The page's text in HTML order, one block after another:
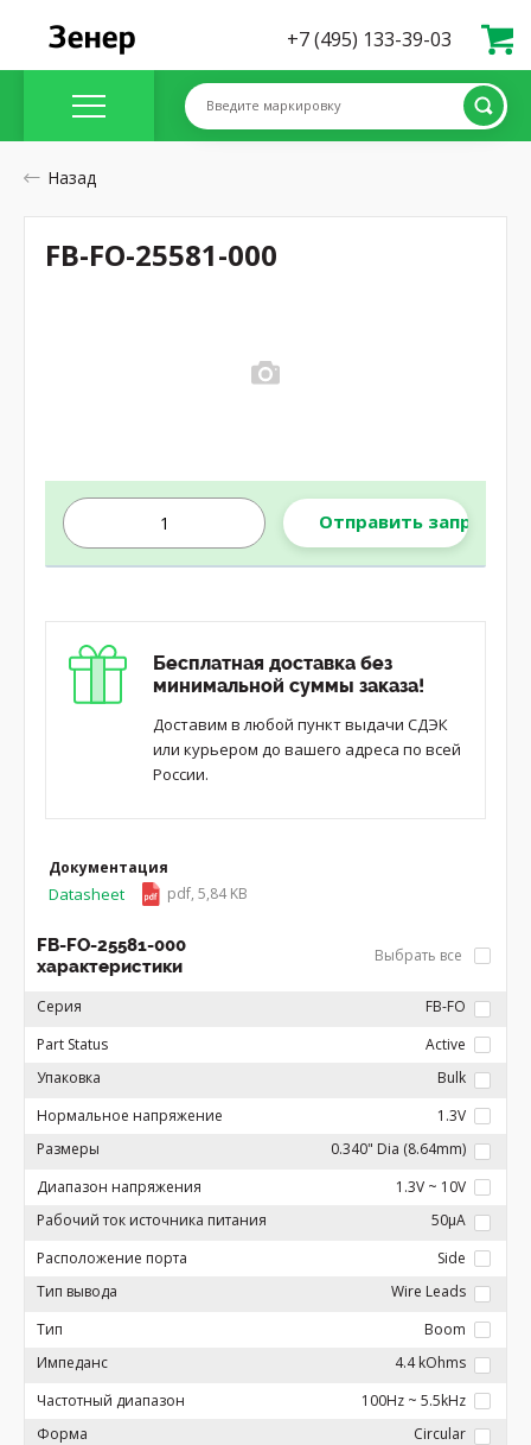
+7 (495) 133-39-03
Введите маркировку
Назад
Отправить запрос
Бесплатная доставка без
минимальной суммы заказа!
Доставим в любой пункт выдачи СДЭК
или курьером до вашего адреса по всей
России.
Документация
Datasheet pdf, 5,84 KB
FB-FO-25581-000
характеристики
Выбрать все
Серия
FB-FO
Part Status
Active
Упаковка
Bulk
Нормальное напряжение
1.3V
Размеры
0.340" Dia (8.64mm)
Диапазон напряжения
1.3V ~ 10V
Рабочий ток источника питания
50µA
Расположение порта
Side
Тип вывода
Wire Leads
Тип
Boom
Импеданс
4.4 kOhms
Частотный диапазон
100Hz ~ 5.5kHz
Форма
Circular
FB-FO-25581-000